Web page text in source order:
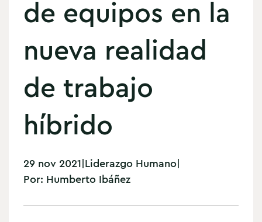
de equipos en la
nueva realidad
de trabajo
híbrido
29 nov 2021|Liderazgo Humano|
Por: Humberto Ibáñez